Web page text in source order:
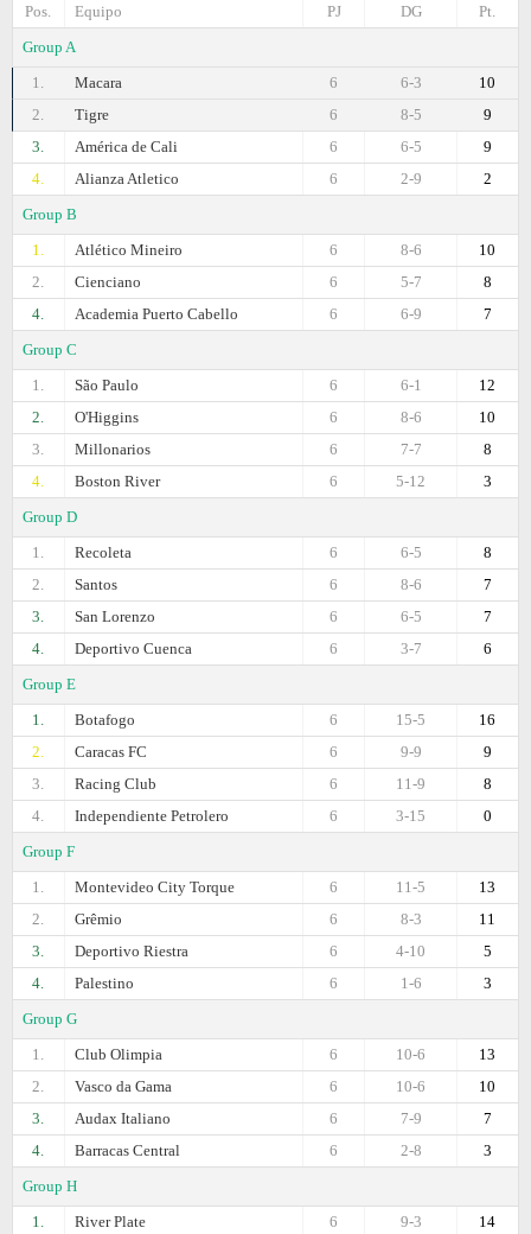
Pos.
Equipo Pt.
DG
PJ
Group A
1.
Macara 10
6-3
6
2.
Tigre 9
8-5
6
3.
América de Cali 9
6-5
6
4.
Alianza Atletico 2
2-9
6
Group B
1.
Atlético Mineiro 10
8-6
6
2.
Cienciano 8
5-7
6
4.
Academia Puerto Cabello 7
6-9
6
Group C
1.
São Paulo 12
6-1
6
2.
O'Higgins 10
8-6
6
3.
Millonarios 8
7-7
6
4.
Boston River 3
5-12
6
Group D
1.
Recoleta 8
6-5
6
2.
Santos 7
8-6
6
3.
San Lorenzo 7
6-5
6
4.
Deportivo Cuenca 6
3-7
6
Group E
1.
Botafogo 16
15-5
6
2.
Caracas FC 9
9-9
6
3.
Racing Club 8
11-9
6
4.
Independiente Petrolero 0
3-15
6
Group F
1.
Montevideo City Torque 13
11-5
6
2.
Grêmio 11
8-3
6
3.
Deportivo Riestra 5
4-10
6
4.
Palestino 3
1-6
6
Group G
1.
Club Olimpia 13
10-6
6
2.
Vasco da Gama 10
10-6
6
3.
Audax Italiano 7
7-9
6
4.
Barracas Central 3
2-8
6
Group H
1.
River Plate 14
9-3
6